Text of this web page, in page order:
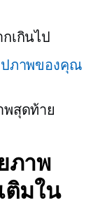
เกินไป
ภาพของคุณ
สุดท้าย
ภาพ
ติมใน